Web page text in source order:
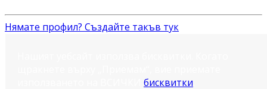
Нямате профил? Създайте такъв тук
бисквитки